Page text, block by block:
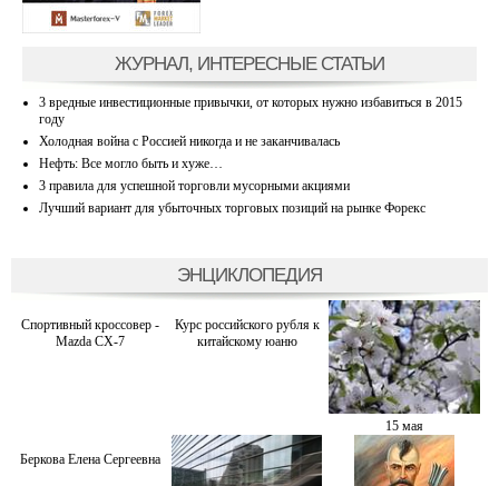
ЖУРНАЛ, ИНТЕРЕСНЫЕ СТАТЬИ
3 вредные инвестиционные привычки, от которых нужно избавиться в 2015
году
Холодная война с Россией никогда и не заканчивалась
Нефть: Все могло быть и хуже…
3 правила для успешной торговли мусорными акциями
Лучший вариант для убыточных торговых позиций на рынке Форекс
ЭНЦИКЛОПЕДИЯ
Спортивный кроссовер -
Mazda CX-7
Курс российского рубля к
китайскому юаню
15 мая
Беркова Елена Сергеевна